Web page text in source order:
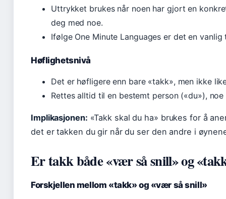
Uttrykket brukes når noen har gjort en
deg med noe.
Ifølge One Minute Languages er det en
Høflighetsnivå
Det er høfligere enn bare «takk», men ikke
Rettes alltid til en bestemt person («du»),
Implikasjonen: «Takk skal du ha» brukes for å
det er takken du gir når du ser den andre i
Er takk både «vær så snill» og
Forskjellen mellom «takk» og «vær så snill»